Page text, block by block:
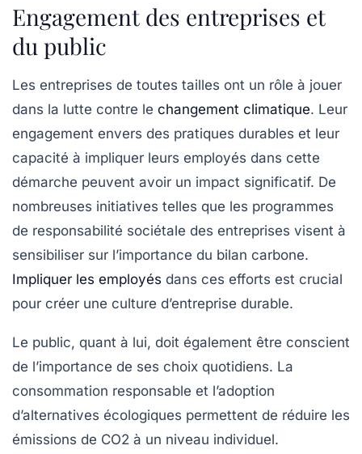
Engagement des entreprises et
du public
Les entreprises de toutes tailles ont un rôle à jouer
dans la lutte contre le changement climatique. Leur
engagement envers des pratiques durables et leur
capacité à impliquer leurs employés dans cette
démarche peuvent avoir un impact significatif. De
nombreuses initiatives telles que les programmes
de responsabilité sociétale des entreprises visent à
sensibiliser sur l’importance du bilan carbone.
Impliquer les employés dans ces efforts est crucial
pour créer une culture d’entreprise durable.
Le public, quant à lui, doit également être conscient
de l’importance de ses choix quotidiens. La
consommation responsable et l’adoption
d’alternatives écologiques permettent de réduire les
émissions de CO2 à un niveau individuel.